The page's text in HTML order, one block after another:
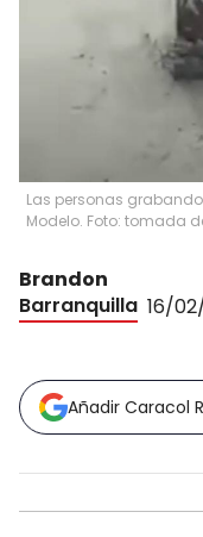
Las personas
Modelo. Foto: tomada
Brandon
Barranquilla 16/
Añadir Caracol